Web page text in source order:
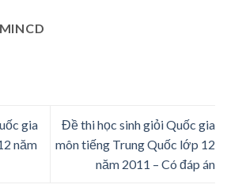
gia
năm
Đề thi học sinh giỏi Quốc gia
môn tiếng Trung Quốc lớp 12
năm 2011 – Có đáp án